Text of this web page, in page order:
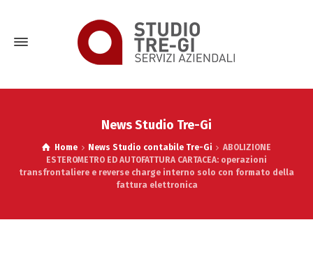
News Studio Tre-Gi
Home News Studio contabile Tre-Gi
ABOLIZIONE
ESTEROMETRO ED AUTOFATTURA CARTACEA: operazioni
transfrontaliere e reverse charge interno solo con formato della
fattura elettronica